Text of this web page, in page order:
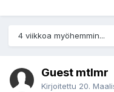
4 viikkoa myöhemmin...
Guest mtlmr
Kirjoitettu 20.